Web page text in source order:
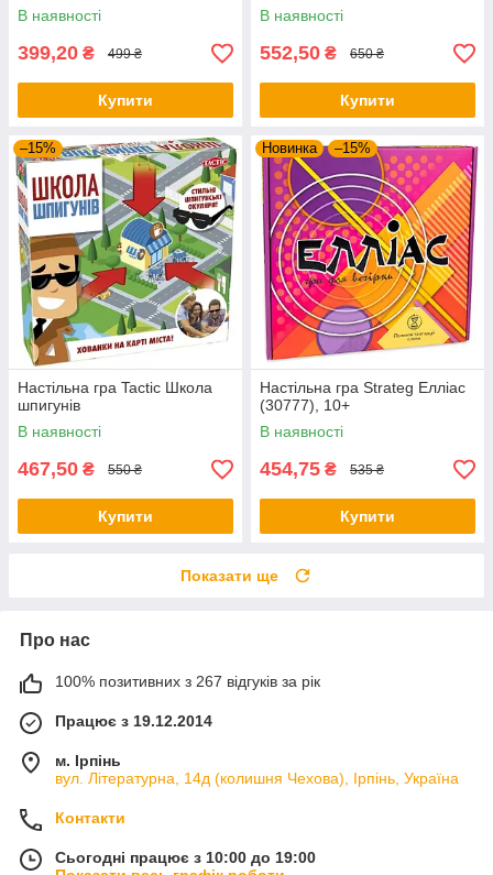
В наявності
399,20 ₴ 499 ₴
Купити
В наявності
552,50 ₴ 650 ₴
Купити
–15%
Настільна гра Tactic Школа
шпигунів
В наявності
467,50 ₴ 550 ₴
Купити
Новинка –15%
Настільна гра Strateg Елліас
(30777), 10+
В наявності
454,75 ₴ 535 ₴
Купити
Показати ще
Про нас
100% позитивних з 267 відгуків за рік
Працює з 19.12.2014
м. Ірпінь
вул. Літературна, 14д (колишня Чехова), Ірпінь, Україна
Контакти
Сьогодні працює з 10:00 до 19:00